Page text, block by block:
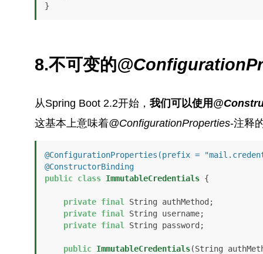
}
8.不可变的
从Spring Boot 2.2开始， 我们可以使用
这基本上意味着@ConfigurationProperties-注释
@ConfigurationProperties(prefix =
@ConstructorBinding
public class ImmutableCredentials {
private final
String authMethod;
private final
String username;
private final String password;
public ImmutableCredentials(String